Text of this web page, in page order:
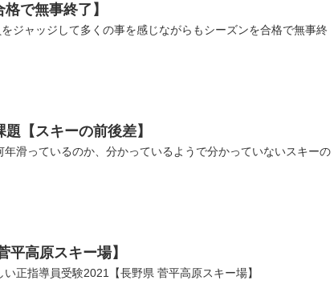
で無事終了】
ジャッジして多くの事を感じながらもシーズンを合格で無事終
【スキーの前後差】
滑っているのか、分かっているようで分かっていないスキーの
平高原スキー場】
正指導員受験2021【長野県 菅平高原スキー場】